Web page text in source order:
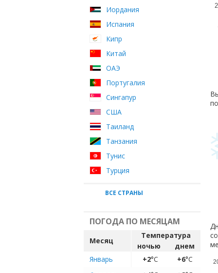
Иордания
Испания
Кипр
Китай
ОАЭ
Португалия
Сингапур
США
Таиланд
Танзания
Тунис
Турция
ВСЕ СТРАНЫ
ПОГОДА ПО МЕСЯЦАМ
Месяц
Температура
ночью
днем
Январь
+2°C +6°C